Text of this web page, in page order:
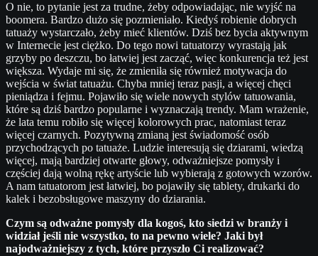
O nie, to pytanie jest za trudne, żeby odpowiadając, nie wyjść na
boomera. Bardzo dużo się pozmieniało. Kiedyś robienie dobrych
tatuaży wystarczało, żeby mieć klientów. Dziś bez bycia aktywnym
w Internecie jest ciężko. Do tego nowi tatuatorzy wyrastają jak
grzyby po deszczu, bo łatwiej jest zacząć, więc konkurencja też jest
większa. Wydaje mi się, że zmieniła się również motywacja do
wejścia w świat tatuażu. Chyba mniej teraz pasji, a więcej chęci
pieniądza i fejmu. Pojawiło się wiele nowych stylów tatuowania,
które są dziś bardzo popularne i wyznaczają trendy. Mam wrażenie,
że lata temu robiło się więcej kolorowych prac, natomiast teraz
więcej czarnych. Pozytywną zmianą jest świadomość osób
przychodzących po tatuaże. Ludzie interesują się dziarami, wiedzą
więcej, mają bardziej otwarte głowy, odważniejsze pomysły i
częściej dają wolną rękę artyście lub wybierają z gotowych wzorów.
A nam tatuatorom jest łatwiej, bo pojawiły się tablety, drukarki do
kalek i bezobsługowe maszyny do dziarania.
Czym są odważne pomysły dla kogoś, kto siedzi w branży i
widział jeśli nie wszystko, to na pewno wiele? Jaki był
najodważniejszy z tych, które przyszło Ci realizować?